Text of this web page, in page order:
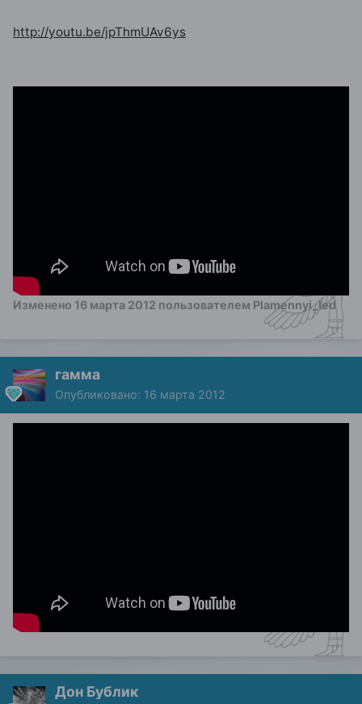
http://youtu.be/jpThmUAv6ys
Изменено 16 марта 2012 пользователем Plamennyi_led
гамма
Опубликовано: 16 марта 2012
Дон Бублик